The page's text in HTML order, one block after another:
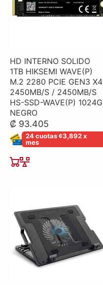
HD INTERNO SOLIDO
1TB HIKSEMI WAVE(P)
M.2 2280 PCIE GEN3 X4
2450MB/S / 2450MB/S
HS-SSD-WAVE(P) 1024G
NEGRO
₡ 93.405
24 cuotas ¢3,892 x
mes